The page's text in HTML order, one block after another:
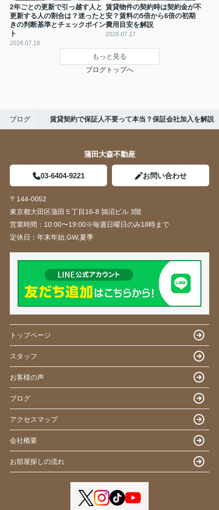
2年ごとの更新で引っ越す人と
更新する人の割合は？迷ったと
きの判断基準とチェックポイン
ト
2026.07.18
賃貸物件の契約時は契約金が不
安？賃料の5倍から6倍の初期
費用目安を解説
2026.07.17
もっと見る
ブログトップへ
ブログ 賃貸契約で保証人不要って本当？保証会社加入を解説
蒲田大森不動産
03-6404-9221 お問い合わせ
〒144-0052
東京都大田区蒲田５丁目16-8 鵠沼ビル 3階
営業時間： 10:00〜19:00※毎週日曜日のみ18時まで
定休日： 年末年始,GW,夏季
トップページ
スタッフ
お客様の声
ブログ
アクセスマップ
会社概要
お部屋探しの流れ